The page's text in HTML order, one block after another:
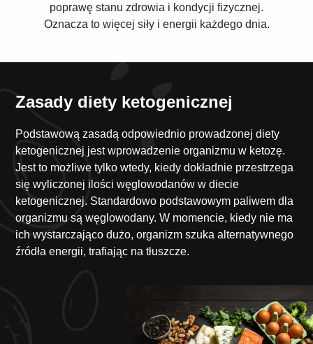
poprawę stanu zdrowia i kondycji fizycznej.
Oznacza to więcej siły i energii każdego dnia.
Zasady diety ketogenicznej
Podstawową zasadą odpowiednio prowadzonej diety
ketogenicznej jest wprowadzenie organizmu w ketozę.
Jest to możliwe tylko wtedy, kiedy dokładnie przestrzega
się wyliczonej ilości węglowodanów w diecie
ketogenicznej. Standardowo podstawowym paliwem dla
organizmu są węglowodany. W momencie, kiedy nie ma
ich wystarczająco dużo, organizm szuka alternatywnego
źródła energii, trafiając na tłuszcze.